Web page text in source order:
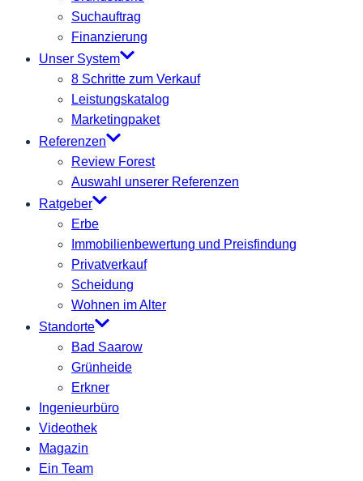
Suchauftrag
Finanzierung
Unser System
8 Schritte zum Verkauf
Leistungskatalog
Marketingpaket
Referenzen
Review Forest
Auswahl unserer Referenzen
Ratgeber
Erbe
Immobilienbewertung und Preisfindung
Privatverkauf
Scheidung
Wohnen im Alter
Standorte
Bad Saarow
Grünheide
Erkner
Ingenieurbüro
Videothek
Magazin
Ein Team